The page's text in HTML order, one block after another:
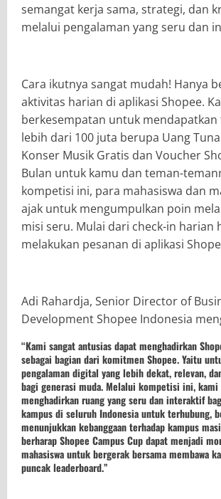
semangat kerja sama, strategi, dan
melalui pengalaman yang seru dan
Cara ikutnya sangat mudah! Hanya
aktivitas harian di aplikasi Shopee.
berkesempatan untuk
lebih dari 100 juta berupa Uang
Konser Musik Gratis dan Voucher
Bulan untuk kamu dan teman-
kompetisi ini, para mahasiswa dan
ajak untuk mengumpulkan poin
misi seru. Mulai dari check-in harian
melakukan pesanan di aplikasi
Adi Rahardja, Senior Director of
Development Shopee Indonesia
“Kami sangat antusias dapat menghadirkan
sebagai bagian dari komitmen Shopee. Yaitu
pengalaman digital yang lebih dekat, relevan,
bagi generasi muda. Melalui kompetisi ini,
menghadirkan ruang yang seru dan interaktif
kampus di seluruh Indonesia untuk terhubung,
menunjukkan kebanggaan terhadap kampus
berharap Shopee Campus Cup dapat menjadi
mahasiswa untuk bergerak bersama membawa
puncak leaderboard.”